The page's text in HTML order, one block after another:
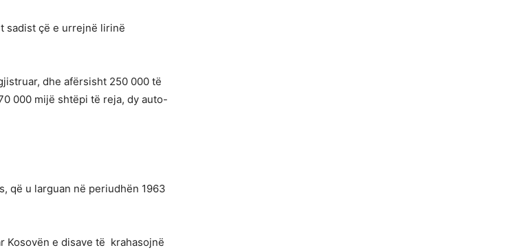
sadist çë e urrejnë lirinë
dhe afërsisht 250 000 të
000 mijë shtëpi të reja, dy auto-
që u larguan në periudhën 1963
Kosovën e disave të krahasojnë